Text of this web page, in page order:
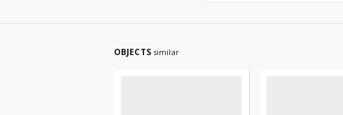
OBJECTS similar